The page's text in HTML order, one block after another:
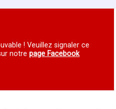
! Veuillez signaler ce
notrepage Facebook